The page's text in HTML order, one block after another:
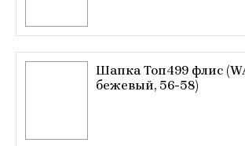
Шапка Топ499 флис
бежевый, 56-58)